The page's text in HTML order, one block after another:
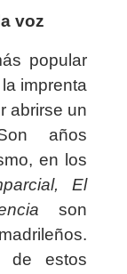
voz
popular
imprenta
abrirse un
años
en los
El
son
de estos